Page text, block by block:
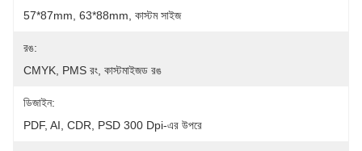
57*87mm, 63*88mm, কাস্টম সাইজ
রঙ:
CMYK, PMS রং, কাস্টমাইজড রঙ
ডিজাইন:
PDF, AI, CDR, PSD 300 Dpi-এর উপরে